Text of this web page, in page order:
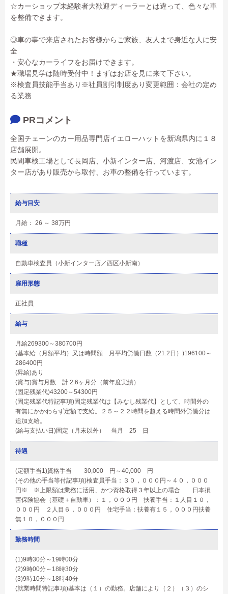
☆カーショップ未経験者大歓迎ディーラーとは違って、色々な車
を整備できます。
◎車の事で来店されたお客様からご家族、友人まで身近な人に安
全
・安心なカーライフをお届けできます。
★職場見学は随時受付中！まずはお店を見に来て下さい。
※検査員技能手当あり※社員割引制度あり変更範囲：会社の定め
る業務
PRコメント
全国チェーンのカー用品専門店イエローハットを新潟県内に１８
店舗展開。
民間車検工場として長岡店、小新インター店、河渡店、女池イン
ター店があり販売から取付、お車の整備を行っています。
給与目安
月給： 26 ～ 38万円
職種
自動車検査員（小新インター店／西区小新南）
雇用形態
正社員
給与
月給269300～380700円
(基本給（月額平均）又は時間額 月平均労働日数（21.2日）)196100～
286400円
(昇給)あり
(賞与)賞与月数 計 2.6ヶ月分（前年度実績）
(固定残業代)43200～54300円
(固定残業代特記事項)固定残業代は【みなし残業代】として、時間外の
有無にかかわらず定額で支給。２５～２２時間を超える時間外労働分は
追加支給。
(給与支払い日)固定（月末以外） 当月 25 日
待遇
(定額手当1)資格手当 30,000 円～40,000 円
(その他の手当等付記事項)検査員手当：３０，０００円～４０，０００
円※ ※上限額は業務に活用、かつ資格取得３年以上の場合 日本損
害保険協会（基礎＋自動車）：１，０００円 扶養手当：１人目１０，
０００円 ２人目６，０００円 住宅手当：扶養有１５，０００円扶養
無１０，０００円
勤務時間
(1)9時30分～19時00分
(2)9時00分～18時30分
(3)9時10分～18時40分
(就業時間特記事項)基本は（１）の勤務。店舗により（２）（３）のシ